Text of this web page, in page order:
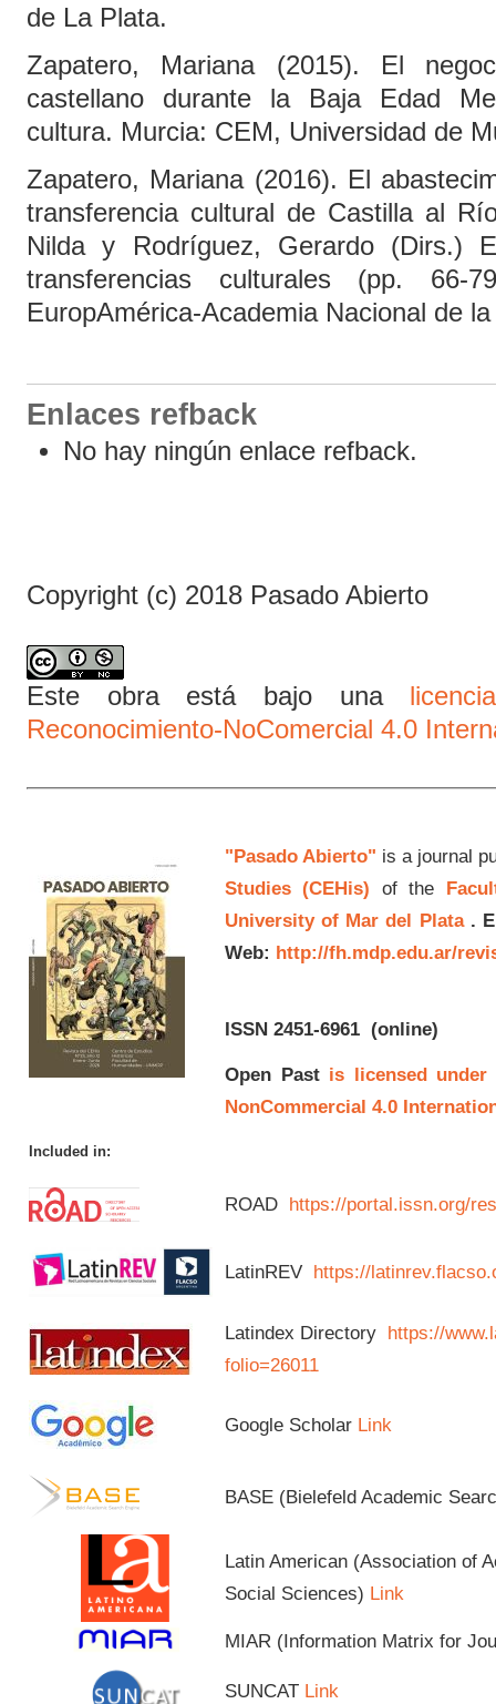
de La Plata.
Zapatero, Mariana (2015). El
castellano durante la Baja Edad
cultura. Murcia: CEM, Universidad de
Zapatero, Mariana (2016). El
transferencia cultural de Castilla al
Nilda y Rodríguez, Gerardo (Dirs.)
transferencias culturales (pp. 66-
EuropAmérica-Academia Nacional de
Enlaces refback
No hay ningún enlace refback.
Copyright (c) 2018 Pasado Abierto
Este obra está bajo una
Reconocimiento-NoComercial 4.0
"Pasado Abierto" is a journal
Studies (CEHis) of the
University of Mar del Plata.
Web: http://fh.mdp.edu.ar/
ISSN 2451-6961(online)
Open Past is licensed under
NonCommercial 4.0
Included in:
ROAD https://portal.issn.org/
LatinREV https://
Latindex Directory https://
folio=26011
Google Scholar Link
BASE (Bielefeld Academic
Latin American (Association of
Social Sciences) Link
MIAR (Information Matrix for
SUNCAT Link